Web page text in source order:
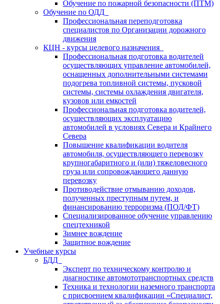
Обучение по пожарной безопасности (ПТМ)
Обучение по ОДД
Профессиональная переподготовка
специалистов по Организации дорожного
движения
КЦН - курсы целевого назначения
Профессиональная подготовка водителей
осуществляющих управление автомобилей,
оснащенных дополнительными системами
подогрева топливной системы, пусковой
системы, системы охлаждения двигателя,
кузовов или емкостей
Профессиональная подготовка водителей,
осуществляющих эксплуатацию
автомобилей в условиях Севера и Крайнего
Севера
Повышение квалификации водителя
автомобиля, осуществляющего перевозку
крупногабаритного и (или) тяжеловесного
груза или сопровождающего данную
перевозку
Противодействие отмыванию доходов,
полученных преступным путем, и
финансированию терроризма (ПОД/ФТ)
Специализированное обучение управлению
спецтехникой
Зимнее вождение
Защитное вождение
Учебные курсы
БДД
Эксперт по техническому контролю и
диагностике автомототранспортных средств
Техника и технологии наземного транспорта
с присвоением квалификации «Специалист,